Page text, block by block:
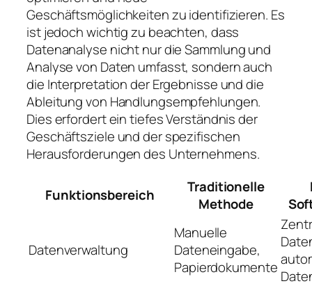
Geschäftsmöglichkeiten zu identifizieren. Es
ist jedoch wichtig zu beachten, dass
Datenanalyse nicht nur die Sammlung und
Analyse von Daten umfasst, sondern auch
die Interpretation der Ergebnisse und die
Ableitung von Handlungsempfehlungen.
Dies erfordert ein tiefes Verständnis der
Geschäftsziele und der spezifischen
Herausforderungen des Unternehmens.
Funktionsbereich
Traditionelle
Methode
Datenverwaltung
Manuelle
Dateneingabe,
Papierdokumente